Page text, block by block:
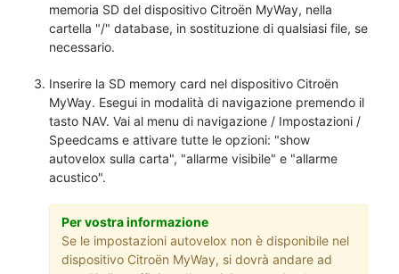
memoria SD del dispositivo Citroën MyWay, nella
cartella "/" database, in sostituzione di qualsiasi file, se
necessario.
Inserire la SD memory card nel dispositivo Citroën
MyWay. Esegui in modalità di navigazione premendo il
tasto NAV. Vai al menu di navigazione / Impostazioni /
Speedcams e attivare tutte le opzioni: "show
autovelox sulla carta", "allarme visibile" e "allarme
acustico".
Per vostra informazione
Se le impostazioni autovelox non è disponibile nel
dispositivo Citroën MyWay, si dovrà andare ad